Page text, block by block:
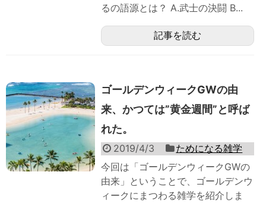
るの語源とは？ A.武士の決闘 B...
記事を読む
ゴールデンウィークGWの由
来、かつては”黄金週間”と呼ば
れた。
2019/4/3
ためになる雑学
今回は「ゴールデンウィークGWの
由来」ということで、ゴールデンウ
ィークにまつわる雑学を紹介しま